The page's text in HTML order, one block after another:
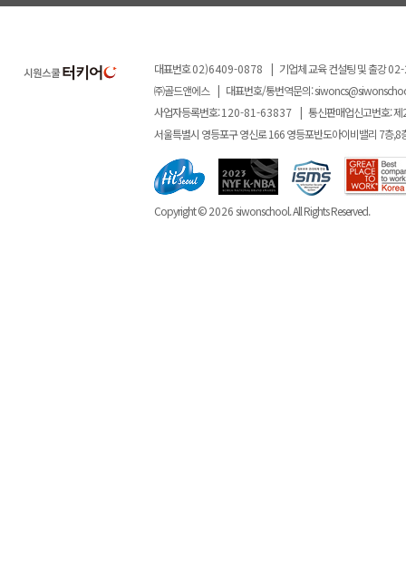
대표번호02)6409-0878 | 기업체 교육 컨설팅 및 출강
㈜골드앤에스 | 대표번호/통번역문의:
사업자등록번호:120-81-63837 | 통신판매업신고번호: 제
서울특별시 영등포구 영신로 166 영등포반도아이비밸리 7층,8
Copyright ©2026siwonschool. All Rights Reserved.